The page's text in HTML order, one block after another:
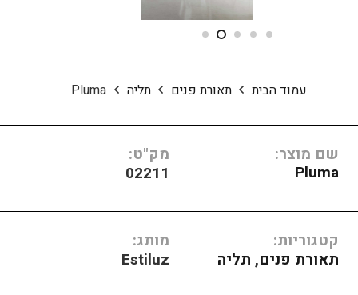
עמוד הבית תאורת פנים תליה Pluma
שם מוצר:
Pluma
מק"ט:
02211
קטגוריות:
תאורת פנים, תליה
מותג:
Estiluz